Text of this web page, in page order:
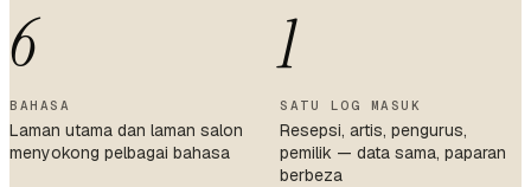
6
BAHASA
Laman utama dan laman salon
menyokong pelbagai bahasa
1
SATU LOG MASUK
Resepsi, artis, pengurus,
pemilik — data sama, paparan
berbeza